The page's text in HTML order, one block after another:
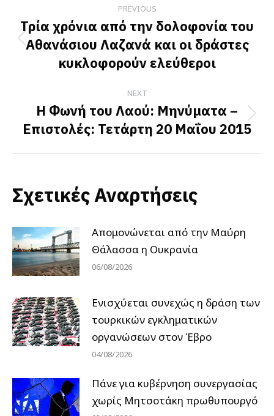
navigation
PREVIOUS
Previous
post:
Τρία χρόνια από την δολοφονία του
Αθανάσιου Λαζανά και οι δράστες
κυκλοφορούν ελεύθεροι
NEXT
Next
post:
Η Φωνή του Λαού: Μηνύματα –
Επιστολές: Τετάρτη 20 Μαΐου 2015
Σχετικές Αναρτήσεις
Απομονώνεται από την Μαύρη
Θάλασσα η Ουκρανία
06/08/2026
Ενισχύεται συνεχώς η δράση των
τουρκικών εγκληματικών
οργανώσεων στον Έβρο
04/08/2026
Πάνε για κυβέρνηση συνεργασίας
χωρίς Μητσοτάκη πρωθυπουργό